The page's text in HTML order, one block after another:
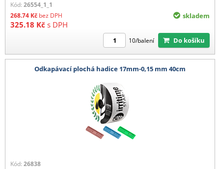
Kód: 26554_1_1
268.74 Kč bez DPH
325.18 Kč s DPH
skladem
10/balení Do košíku
Odkapávací plochá hadice 17mm-0,15 mm 40cm
Kód: 26838